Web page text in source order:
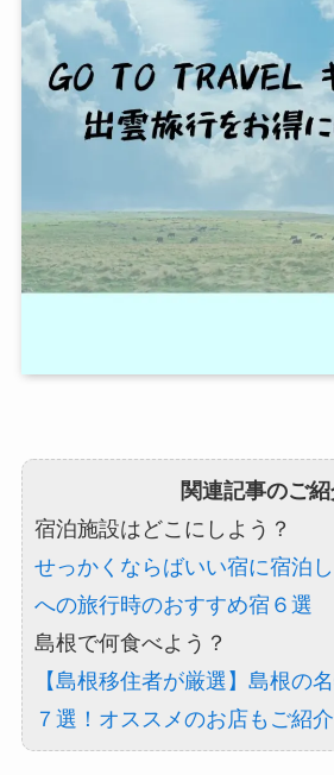
関連記事のご
宿泊施設はどこにしよう？
せっかくならばいい宿に宿泊
への旅行時のおすすめ宿６選
島根で何食べよう？
【島根移住者が厳選】島根の
７選！オススメのお店もご紹介